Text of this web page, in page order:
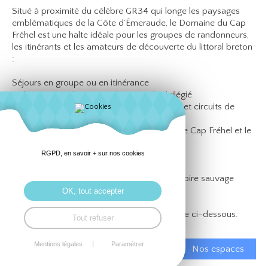
Situé à proximité du célèbre GR34 qui longe les paysages
emblématiques de la Côte d’Émeraude, le Domaine du Cap
Fréhel est une halte idéale pour les groupes de randonneurs,
les itinérants et les amateurs de découverte du littoral breton
:
Séjours en groupe ou en itinérance
Hébergement dans un cadre naturel privilégié
Point de départ idéal pour des randonnées et circuits de
découverte
Proximité de sites emblématiques comme le Cap Fréhel et le
Accueil flexible pour les groupes
Une pause ressourçante au cœur d’un territoire sauvage
entre mer, nature et patrimoine.
Présentez-nous votre projet via le formulaire ci-dessous.
Nos espaces
RGPD, en savoir + sur nos cookies
OK, tout accepter
Tout refuser
Mentions légales Paramétrer